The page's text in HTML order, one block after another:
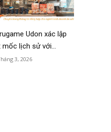
Udon xác lập
lịch sử với...
3, 2026